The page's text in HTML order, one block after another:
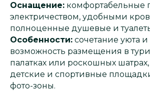
Оснащение: комфортабельные
электричеством, удобными
полноценные душевые и
Особенности: сочетание уюта
возможность размещения в
палатках или роскошных
детские и спортивные
фото-зоны.